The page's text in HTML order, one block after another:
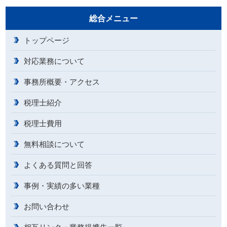
総合メニュー
トップページ
対応業務について
事務所概要・アクセス
税理士紹介
税理士費用
無料相談について
よくある質問と回答
事例・実績の多い業種
お問い合わせ